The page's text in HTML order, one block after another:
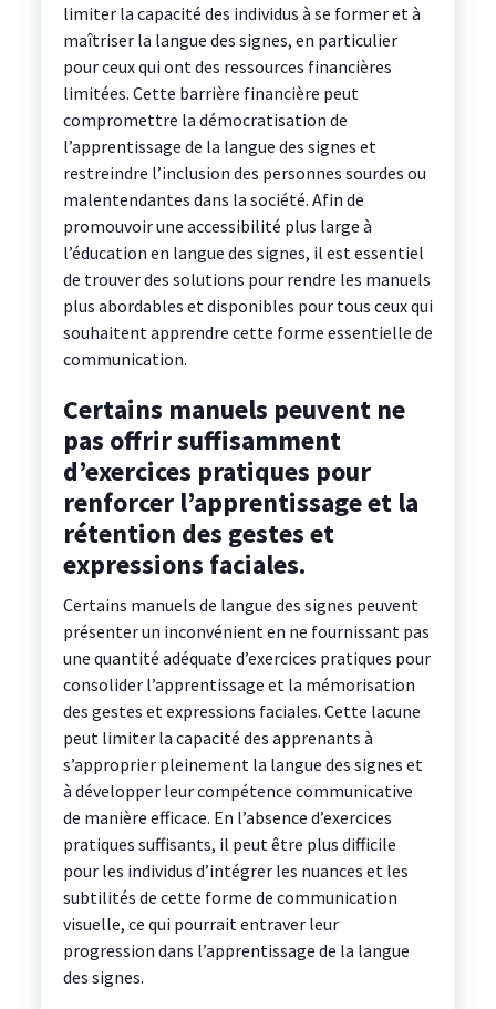
limiter la capacité des individus à se former et à
maîtriser la langue des signes, en particulier
pour ceux qui ont des ressources financières
limitées. Cette barrière financière peut
compromettre la démocratisation de
l’apprentissage de la langue des signes et
restreindre l’inclusion des personnes sourdes ou
malentendantes dans la société. Afin de
promouvoir une accessibilité plus large à
l’éducation en langue des signes, il est essentiel
de trouver des solutions pour rendre les manuels
plus abordables et disponibles pour tous ceux qui
souhaitent apprendre cette forme essentielle de
communication.
Certains manuels peuvent ne
pas offrir suffisamment
d’exercices pratiques pour
renforcer l’apprentissage et la
rétention des gestes et
expressions faciales.
Certains manuels de langue des signes peuvent
présenter un inconvénient en ne fournissant pas
une quantité adéquate d’exercices pratiques pour
consolider l’apprentissage et la mémorisation
des gestes et expressions faciales. Cette lacune
peut limiter la capacité des apprenants à
s’approprier pleinement la langue des signes et
à développer leur compétence communicative
de manière efficace. En l’absence d’exercices
pratiques suffisants, il peut être plus difficile
pour les individus d’intégrer les nuances et les
subtilités de cette forme de communication
visuelle, ce qui pourrait entraver leur
progression dans l’apprentissage de la langue
des signes.